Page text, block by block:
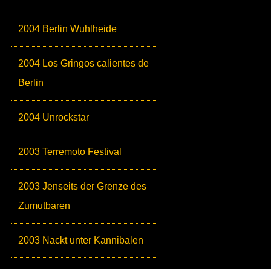
2004 Berlin Wuhlheide
2004 Los Gringos calientes de
Berlin
2004 Unrockstar
2003 Terremoto Festival
2003 Jenseits der Grenze des
Zumutbaren
2003 Nackt unter Kannibalen